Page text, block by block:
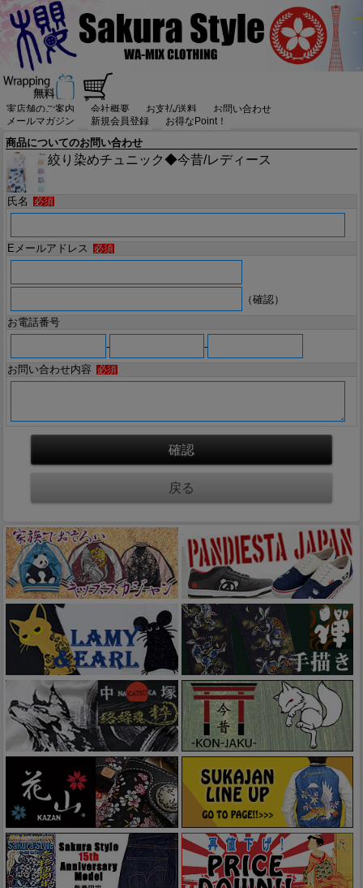
実店舗のご案内 会社概要 お支払/送料
お問い合わせ
メールマガジン
新規会員登録 お得なPoint！
商品についてのお問い合わせ
絞り染めチュニック◆今昔/レディース
氏名 必須
Eメールアドレス 必須
（確認）
お電話番号
-
-
お問い合わせ内容
必須